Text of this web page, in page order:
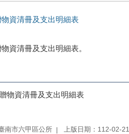
資清冊及支出明細表
資清冊及支出明細表。
物資清冊及支出明細表
南市六甲區公所 上版日期：112-02-21